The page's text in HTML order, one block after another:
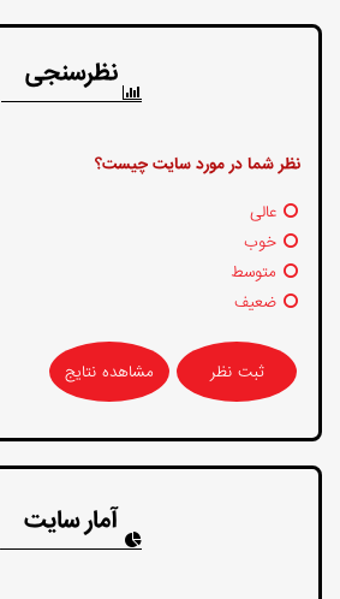
نظرسنجی
نظر شما در مورد سایت چیست؟
عالی
خوب
متوسط
ضعیف
مشاهده نتایج
آمار سایت